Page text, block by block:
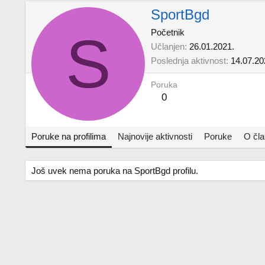
S
SportBgd
Početnik
Učlanjen 26.01.2021.
Poslednja aktivnost
Poruka
0
Poruke na profilima Najnovije aktivnosti Poruke O
Još uvek nema poruka na SportBgd profilu.